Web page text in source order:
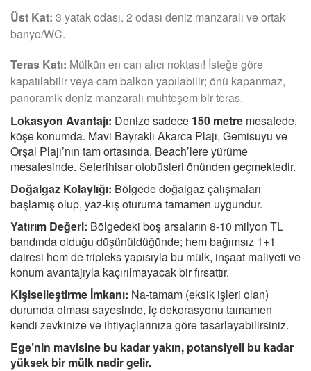
Üst Kat: 3 yatak odası. 2 odası deniz manzaralı ve ortak
banyo/WC.
Teras Katı: Mülkün en can alıcı noktası! İsteğe göre
kapatılabilir veya cam balkon yapılabilir; önü kapanmaz,
panoramik deniz manzaralı muhteşem bir teras.
Lokasyon Avantajı: Denize sadece 150 metre mesafede,
köşe konumda. Mavi Bayraklı Akarca Plajı, Gemisuyu ve
Orşal Plajı’nın tam ortasında. Beach’lere yürüme
mesafesinde. Seferihisar otobüsleri önünden geçmektedir.
Doğalgaz Kolaylığı: Bölgede doğalgaz çalışmaları
başlamış olup, yaz-kış oturuma tamamen uygundur.
Yatırım Değeri: Bölgedeki boş arsaların 8-10 milyon TL
bandında olduğu düşünüldüğünde; hem bağımsız 1+1
dairesi hem de tripleks yapısıyla bu mülk, inşaat maliyeti ve
konum avantajıyla kaçırılmayacak bir fırsattır.
Kişiselleştirme İmkanı: Na-tamam (eksik işleri olan)
durumda olması sayesinde, iç dekorasyonu tamamen
kendi zevkinize ve ihtiyaçlarınıza göre tasarlayabilirsiniz.
Ege’nin mavisine bu kadar yakın, potansiyeli bu kadar
yüksek bir mülk nadir gelir.